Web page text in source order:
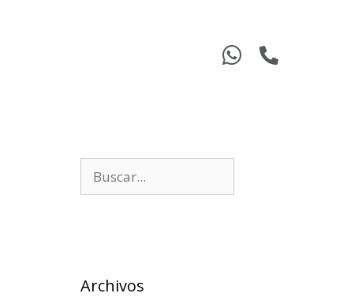
Archivos